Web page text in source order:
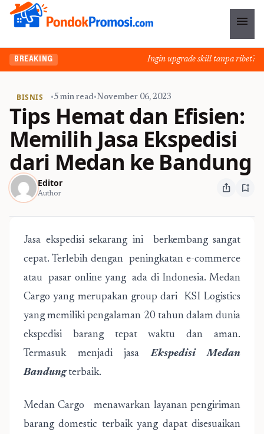
menu
BREAKING Ingin upgrade skill tanpa ribet?
BISNIS •5 min read•November 06, 2023
Tips Hemat dan Efisien:
Memilih Jasa Ekspedisi
dari Medan ke Bandung
Editor
Author ios_share bookmark_add
Jasa ekspedisi sekarang ini berkembang sangat
cepat. Terlebih dengan peningkatan e-commerce
atau pasar online yang ada di Indonesia. Medan
Cargo yang merupakan group dari KSI Logistics
yang memiliki pengalaman 20 tahun dalam dunia
ekspedisi barang tepat waktu dan aman.
Termasuk menjadi jasaEkspedisi Medan
Bandungterbaik.
Medan Cargo menawarkan layanan pengiriman
barang domestic terbaik yang dapat disesuaikan